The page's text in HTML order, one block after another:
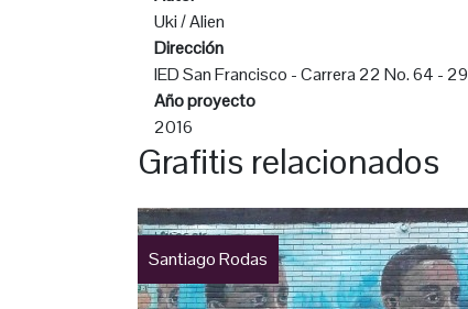
Uki / Alien
Dirección
IED San Francisco - Carrera 22 No. 64 - 29
Año proyecto
2016
Grafitis relacionados
Santiago Rodas